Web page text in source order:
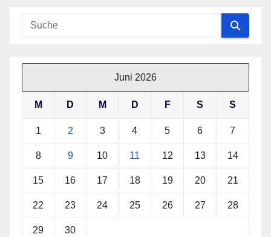
Juni 2026
M D M D F S S
1 2 3 4 5 6 7
8 9 10 11 12 13 14
15 16 17 18 19 20 21
22 23 24 25 26 27 28
29 30